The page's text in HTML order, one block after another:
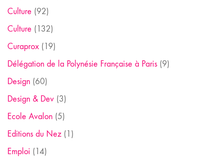
Culture (92)
Culture (132)
Curaprox (19)
Délégation de la Polynésie Française à Paris (9)
Design (60)
Design & Dev (3)
Ecole Avalon (5)
Editions du Nez (1)
Emploi (14)